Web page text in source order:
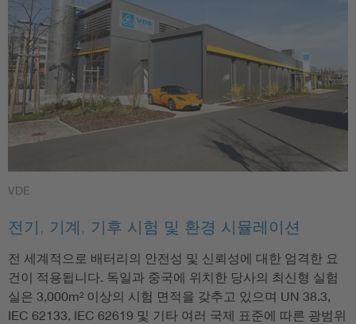
VDE
전기, 기계, 기후 시험 및 환경 시뮬레이션
전 세계적으로 배터리의 안전성 및 신뢰성에 대한 엄격한 요
건이 적용됩니다. 독일과 중국에 위치한 당사의 최신형 실험
실은 3,000m² 이상의 시험 면적을 갖추고 있으며 UN 38.3,
IEC 62133, IEC 62619 및 기타 여러 국제 표준에 따른 광범위